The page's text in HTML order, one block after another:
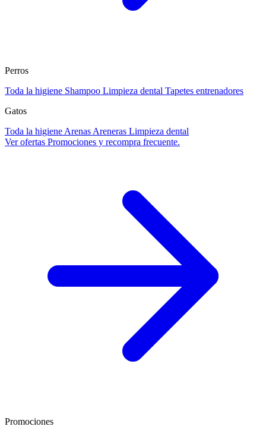
Perros
Toda la higiene Shampoo Limpieza dental Tapetes entrenadores
Gatos
Toda la higiene Arenas Areneras Limpieza dental
Ver ofertas Promociones y recompra frecuente.
Promociones